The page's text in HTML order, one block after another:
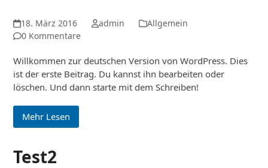
18. März 2016 admin
Allgemein
0 Kommentare
Willkommen zur deutschen Version von WordPress. Dies
ist der erste Beitrag. Du kannst ihn bearbeiten oder
löschen. Und dann starte mit dem Schreiben!
Mehr Lesen
Test2